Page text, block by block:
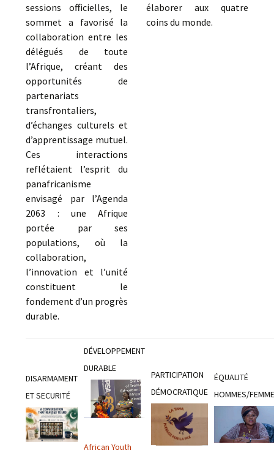
sessions officielles, le
sommet a favorisé la
collaboration entre les
délégués de toute
l’Afrique, créant des
opportunités de
partenariats
transfrontaliers,
d’échanges culturels et
d’apprentissage mutuel.
Ces interactions
reflétaient l’esprit du
panafricanisme
envisagé par l’Agenda
2063 : une Afrique
portée par ses
populations, où la
collaboration,
l’innovation et l’unité
constituent le
fondement d’un progrès
durable.
élaborer aux quatre
coins du monde.
DISARMAMENT
ET SECURITÉ
DÉVELOPPEMENT
DURABLE
African Youth
PARTICIPATION
DÉMOCRATIQUE
ÉQUALITÉ
HOMMES/